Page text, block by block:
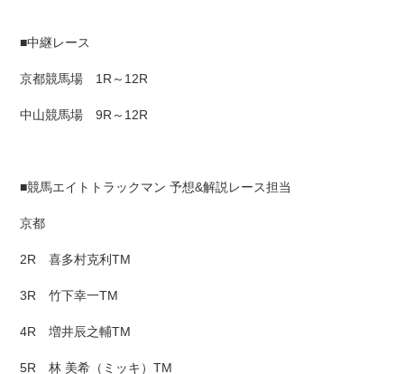
■中継レース
京都競馬場 1R～12R
中山競馬場 9R～12R
■競馬エイトトラックマン 予想&解説レース担当
京都
2R 喜多村克利TM
3R 竹下幸一TM
4R 増井辰之輔TM
5R 林 美希（ミッキ）TM